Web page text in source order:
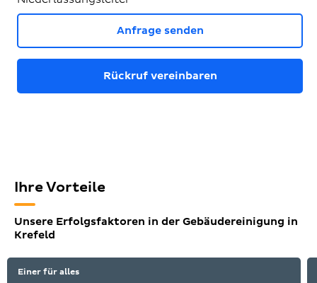
Anfrage senden
Rückruf vereinbaren
Ihre Vorteile
Unsere Erfolgsfaktoren in der Gebäudereinigung in
Krefeld
Einer für alles